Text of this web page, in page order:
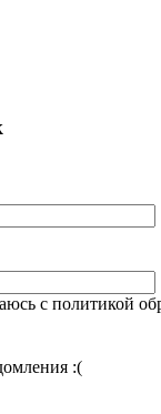
с политикой
:(